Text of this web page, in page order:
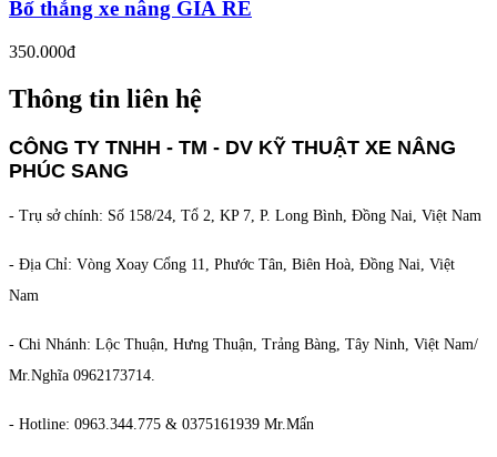
Bố thắng xe nâng GIÁ RẺ
350.000đ
Thông tin liên hệ
CÔNG TY TNHH - TM - DV KỸ THUẬT XE NÂNG
PHÚC SANG
- Trụ sở chính: Số 158/24, Tổ 2, KP 7, P. Long Bình, Đồng Nai, Việt Nam
- Địa Chỉ: Vòng Xoay Cổng 11, Phước Tân, Biên Hoà, Đồng Nai, Việt
Nam
- Chi Nhánh: Lộc Thuận, Hưng Thuận, Trảng Bàng, Tây Ninh, Việt Nam/
Mr.Nghĩa 0962173714.
- Hotline: 0963.344.775 & 0375161939 Mr.Mẩn